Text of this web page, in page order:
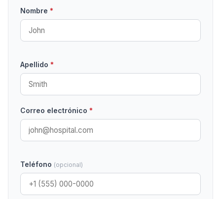
Nombre *
Apellido *
Correo electrónico *
Teléfono (opcional)